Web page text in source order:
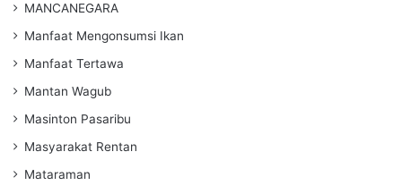
MANCANEGARA
Manfaat Mengonsumsi Ikan
Manfaat Tertawa
Mantan Wagub
Masinton Pasaribu
Masyarakat Rentan
Mataraman